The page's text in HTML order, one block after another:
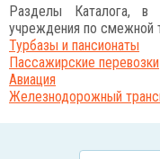
Разделы Каталога, в
учреждения по смежной
Турбазы и пансионаты
Пассажирские перевозки
Авиация
Железнодорожный